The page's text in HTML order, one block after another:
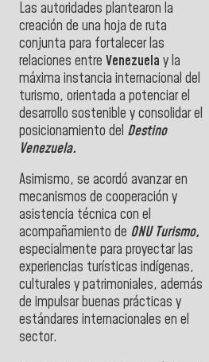
Las autoridades plantearon la
creación de una hoja de ruta
conjunta para fortalecer las
relaciones entre Venezuela y la
máxima instancia internacional del
turismo, orientada a potenciar el
desarrollo sostenible y consolidar el
posicionamiento del Destino
Venezuela.
Asimismo, se acordó avanzar en
mecanismos de cooperación y
asistencia técnica con el
acompañamiento de ONU Turismo,
especialmente para proyectar las
experiencias turísticas indígenas,
culturales y patrimoniales, además
de impulsar buenas prácticas y
estándares internacionales en el
sector.